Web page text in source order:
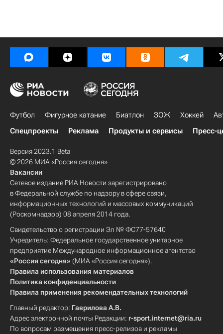
Футбол Фигурное катание Биатлон ЗОЖ Хоккей
Спецпроекты
Реклама Продукты и сервисы Пресс-
Версия 2023.1 Beta
© 2026 МИА «Россия сегодня»
Вакансии
Сетевое издание РИА Новости зарегистрировано
в Федеральной службе по надзору в сфере связи,
информационных технологий и массовых коммуникаций
(Роскомнадзор) 08 апреля 2014 года.
Свидетельство о регистрации Эл № ФС77-57640
Учредитель: Федеральное государственное унитарное
предприятие Международное информационное агентство
«Россия сегодня» (МИА «Россия сегодня»).
Правила использования материалов
Политика конфиденциальности
Правила применения рекомендательных технологий
Главный редактор: Гаврилова А.В.
Адрес электронной почты Редакции: r-sport.internet@ria.ru
По вопросам размещения пресс-релизов и рекламы